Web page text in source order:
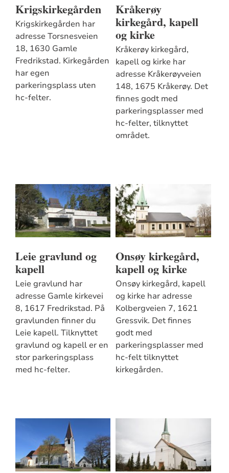
Krigskirkegården
Krigskirkegården har
adresse Torsnesveien
18, 1630 Gamle
Fredrikstad. Kirkegården
har egen
parkeringsplass uten
hc-felter.
Kråkerøy
kirkegård, kapell
og kirke
Kråkerøy kirkegård,
kapell og kirke har
adresse Kråkerøyveien
148, 1675 Kråkerøy. Det
finnes godt med
parkeringsplasser med
hc-felter, tilknyttet
området.
Leie gravlund og
kapell
Leie gravlund har
adresse Gamle kirkevei
8, 1617 Fredrikstad. På
gravlunden finner du
Leie kapell. Tilknyttet
gravlund og kapell er en
stor parkeringsplass
med hc-felter.
Onsøy kirkegård,
kapell og kirke
Onsøy kirkegård, kapell
og kirke har adresse
Kolbergveien 7, 1621
Gressvik. Det finnes
godt med
parkeringsplasser med
hc-felt tilknyttet
kirkegården.